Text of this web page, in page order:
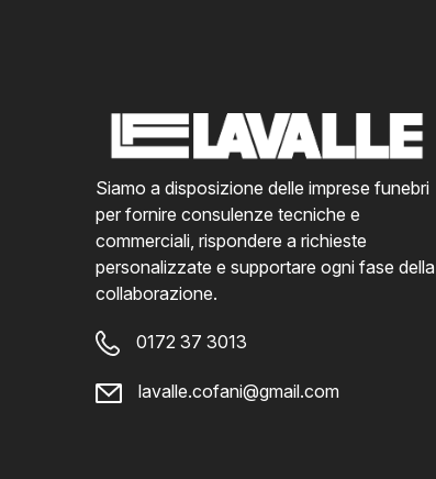
Siamo a disposizione delle imprese funebri
per fornire consulenze tecniche e
commerciali, rispondere a richieste
personalizzate e supportare ogni fase della
collaborazione.
0172 37 3013
lavalle.cofani@gmail.com